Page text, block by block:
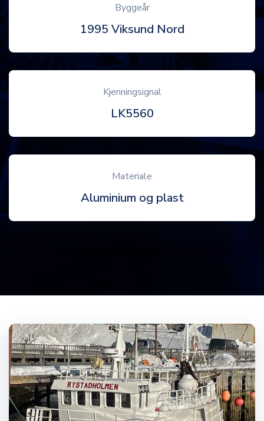
Byggeår
1995 Viksund Nord
Kjenningsignal
LK5560
Materiale
Aluminium og plast